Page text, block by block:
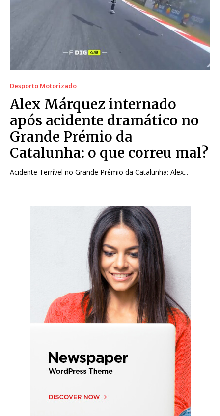
Desporto Motorizado
Alex Márquez internado
após acidente dramático no
Grande Prémio da
Catalunha: o que correu mal?
Acidente Terrível no Grande Prémio da Catalunha: Alex...